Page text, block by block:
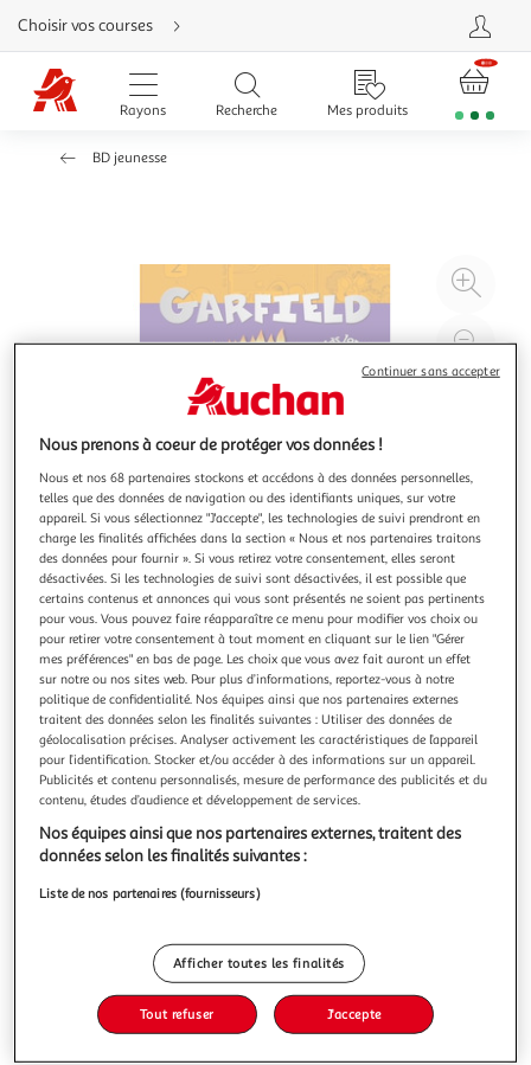
Aller
directement
au
contenu
Aller
directement
Aller
Choisir vos courses
Rayons Recherche Mes produits
BD jeunesse
à
GARFIELD, POIDS LOURD TOME 19 , Davis Jim
Mordu de Garfield ? Cette édition Poids lourd est pour vous
! Retrouvez le célèbre matou dans un album aussi éclatant
que son ego. Au programme : une compilation de bandes
dessinées, des histoires, des réflexions sur des sujets aussi
sérieux que la lasagne, les araignées, les oursons en
peluche et p
En savoir +
Vous voulez connaître le prix de ce produit ?
Afficher le prix
Nous prenons à coeur de protéger vos données !
Nous et nos 68 partenaires stockons et accédons à des données personnelles,
telles que des données de navigation ou des identifiants uniques, sur votre
appareil. Si vous sélectionnez "J'accepte", les technologies de suivi prendront en
charge les finalités affichées dans la section « Nous et nos partenaires traitons
des données pour fournir ». Si vous retirez votre consentement, elles seront
désactivées. Si les technologies de suivi sont désactivées, il est possible que
certains contenus et annonces qui vous sont présentés ne soient pas pertinents
pour vous. Vous pouvez faire réapparaître ce menu pour modifier vos choix ou
pour retirer votre consentement à tout moment en cliquant sur le lien "Gérer
mes préférences" en bas de page. Les choix que vous avez fait auront un effet
sur notre ou nos sites web. Pour plus d’informations, reportez-vous à notre
politique de confidentialité. Nos équipes ainsi que nos partenaires externes
traitent des données selon les finalités suivantes : Utiliser des données de
géolocalisation précises. Analyser activement les caractéristiques de l’appareil
pour l’identification. Stocker et/ou accéder à des informations sur un appareil.
Publicités et contenu personnalisés, mesure de performance des publicités et du
contenu, études d’audience et développement de services.
Nos équipes ainsi que nos partenaires externes, traitent des
données selon les finalités suivantes :
Liste de nos partenaires (fournisseurs)
Afficher toutes les finalités
Tout refuser J'accepte
Continuer sans accepter